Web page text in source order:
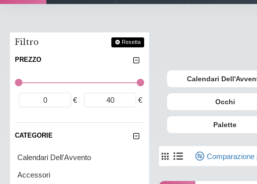
Filtro Resetta
PREZZO
€ €
CATEGORIE
Calendari Dell'Avvento
Accessori
Calendari
Occhi
Palette
Comparazione